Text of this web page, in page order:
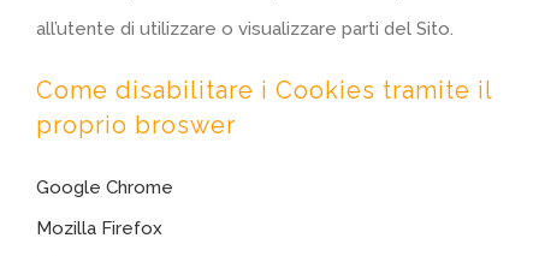
all’utente di utilizzare o visualizzare parti del Sito.
Come disabilitare i Cookies tramite il
proprio broswer
Google Chrome
Mozilla Firefox